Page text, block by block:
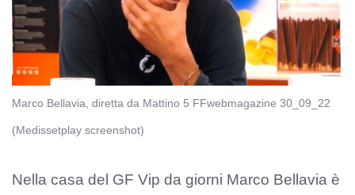
Marco Bellavia, diretta da Mattino 5 FFwebmagazine 30_09_22
(Medissetplay screenshot)
Nella casa del GF Vip da giorni Marco Bellavia è